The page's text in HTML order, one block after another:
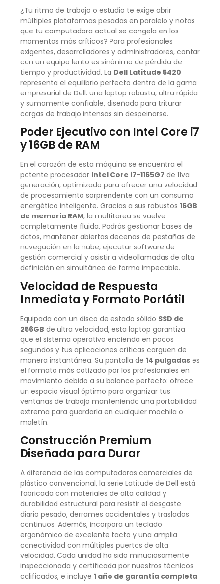
¿Tu ritmo de trabajo o estudio te exige abrir
múltiples plataformas pesadas en paralelo y notas
que tu computadora actual se congela en los
momentos más críticos? Para profesionales
exigentes, desarrolladores y administradores, contar
con un equipo lento es sinónimo de pérdida de
tiempo y productividad. La Dell Latitude 5420
representa el equilibrio perfecto dentro de la gama
empresarial de Dell: una laptop robusta, ultra rápida
y sumamente confiable, diseñada para triturar
cargas de trabajo intensas sin despeinarse.
Poder Ejecutivo con Intel Core i7
y 16GB de RAM
En el corazón de esta máquina se encuentra el
potente procesador Intel Core i7-1165G7 de 11va
generación, optimizado para ofrecer una velocidad
de procesamiento sorprendente con un consumo
energético inteligente. Gracias a sus robustos 16GB
de memoria RAM, la multitarea se vuelve
completamente fluida. Podrás gestionar bases de
datos, mantener abiertas decenas de pestañas de
navegación en la nube, ejecutar software de
gestión comercial y asistir a videollamadas de alta
definición en simultáneo de forma impecable.
Velocidad de Respuesta
Inmediata y Formato Portátil
Equipada con un disco de estado sólido SSD de
256GB de ultra velocidad, esta laptop garantiza
que el sistema operativo encienda en pocos
segundos y tus aplicaciones críticas carguen de
manera instantánea. Su pantalla de 14 pulgadas es
el formato más cotizado por los profesionales en
movimiento debido a su balance perfecto: ofrece
un espacio visual óptimo para organizar tus
ventanas de trabajo manteniendo una portabilidad
extrema para guardarla en cualquier mochila o
maletín.
Construcción Premium
Diseñada para Durar
A diferencia de las computadoras comerciales de
plástico convencional, la serie Latitude de Dell está
fabricada con materiales de alta calidad y
durabilidad estructural para resistir el desgaste
diario pesado, derrames accidentales y traslados
continuos. Además, incorpora un teclado
ergonómico de excelente tacto y una amplia
conectividad con múltiples puertos de alta
velocidad. Cada unidad ha sido minuciosamente
inspeccionada y certificada por nuestros técnicos
calificados, e incluye 1 año de garantía completa